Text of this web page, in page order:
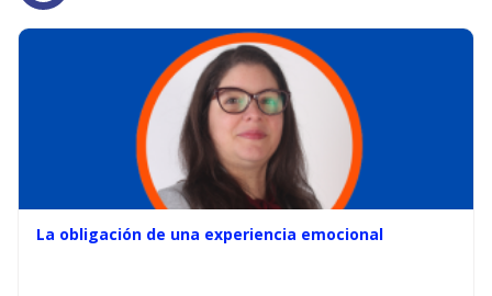
La obligación de una experiencia emocional